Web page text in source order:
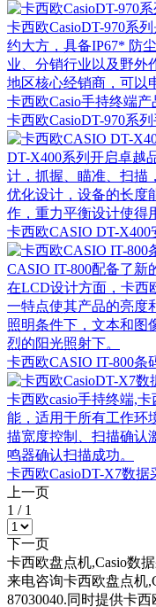
卡西欧CasioDT-970系
约大方，具备IP67* 防
业、分销行业以及野外
地区核心经销商，可以
卡西欧Casio手持终端
卡西欧CasioDT-970系
DT-X400系列开启卓越
计，抓握、瞄准、扫描
优化设计，设备的长度
作，重力平衡设计使得
卡西欧CASIO DT-X400
CASIO IT-800配备了新
在LCD设计方面，卡西
一特点使其产品的亮度
照明条件下，文本和图
烈的阳光照射下。
卡西欧CASIO IT-800条
卡西欧casio手持终端,
能，适用于所有工作环
描宽度控制、扫描确认
鸣器确认扫描成功。
卡西欧CasioDT-X7数据
上一页
1 / 1
下一页
卡西欧盘点机,Casio数
来电咨询卡西欧盘点机
87030040.同时提供卡